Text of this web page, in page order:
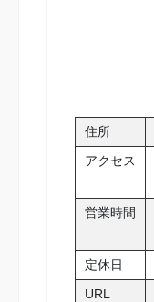
住所
アクセス
営業時間
定休日
URL